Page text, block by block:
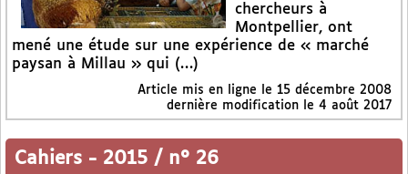
chercheurs à
Montpellier, ont
mené une étude sur une expérience de « marché
paysan à Millau » qui (…)
Article mis en ligne le 15 décembre 2008
dernière modification le 4 août 2017
Cahiers - 2015 / n° 26